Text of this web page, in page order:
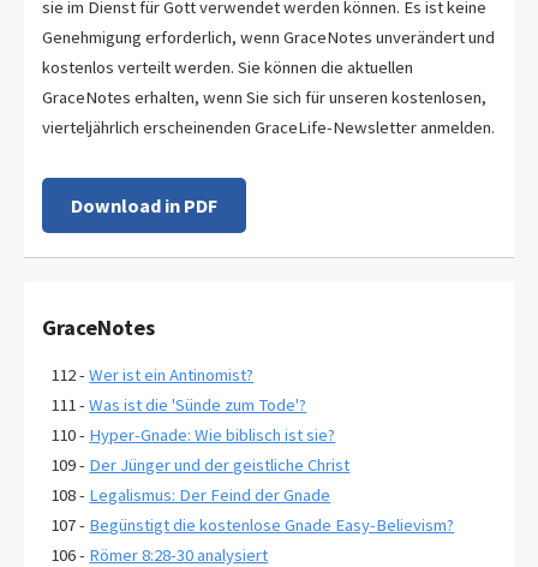
sie im Dienst für Gott verwendet werden können. Es ist keine
Genehmigung erforderlich, wenn GraceNotes unverändert und
kostenlos verteilt werden. Sie können die aktuellen
GraceNotes erhalten, wenn Sie sich für unseren kostenlosen,
vierteljährlich erscheinenden GraceLife-Newsletter anmelden.
Download in PDF
GraceNotes
112 -Wer ist ein Antinomist?
111 -Was ist die 'Sünde zum Tode'?
110 - Hyper-Gnade: Wie biblisch ist sie?
109 - Der Jünger und der geistliche Christ
108 - Legalismus: Der Feind der Gnade
107 - Begünstigt die kostenlose Gnade Easy-Believism?
106 - Römer 8:28-30 analysiert